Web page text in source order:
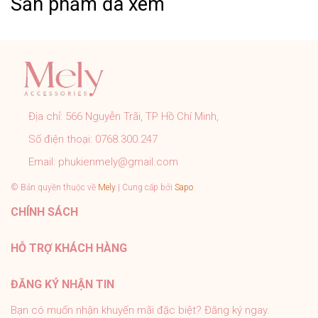
trực tiếp cho shop.
➤ Sản phẩm đúng với mô tả, hình ảnh shop đăng.
➤ Đơn hàng được kiểm tra, đóng gói cẩn thận đúng quy
trình trước khi gửi.
➤ Tất cả sản phẩm của Mely đều có chính sách bảo
hành rõ ràng.
➤ Tư vấn nhiệt tình 24/7, hỗ trợ khách tận tình sau bán
#PhukienMELY #phukienthoitrang #accessories
#phukien #mely #titan #trangsuc
Địa chỉ: 566 Nguyễn Trãi, TP Hồ Chí Minh,
Số điện thoại: 0768.300.247
Email: phukienmely@gmail.com
© Bản quyền thuộc về Mely | Cung cấp bởi Sapo
CHÍNH SÁCH
HỖ TRỢ KHÁCH HÀNG
ĐĂNG KÝ NHẬN TIN
Bạn có muốn nhận khuyến mãi đặc biệt? Đăng ký ngay.